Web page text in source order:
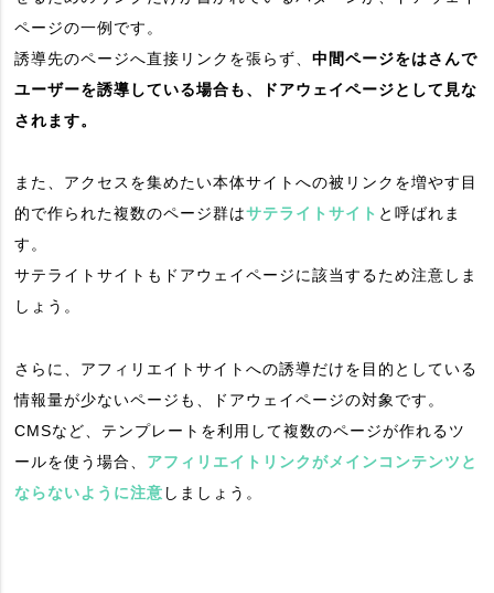
ページの一例です。
誘導先のページへ直接リンクを張らず、中間ページをはさんで
ユーザーを誘導している場合も、ドアウェイページとして見な
されます。
また、アクセスを集めたい本体サイトへの被リンクを増やす目
的で作られた複数のページ群はサテライトサイト と呼ばれま
す。
サテライトサイトもドアウェイページに該当するため注意しま
しょう。
さらに、アフィリエイトサイトへの誘導だけを目的としている
情報量が少ないページも、ドアウェイページの対象です。
CMSなど、テンプレートを利用して複数のページが作れるツ
ールを使う場合、 アフィリエイトリンクがメインコンテンツと
ならないように注意 しましょう。